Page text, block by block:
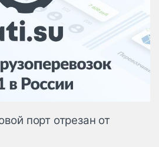
грузы
и
грузы
и
и ВЭД
порт отрезан от